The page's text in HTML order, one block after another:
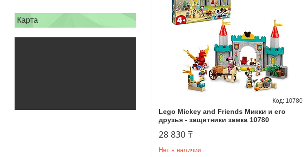
Карта
Lego Mickey and Friends Микки и его
друзья - защитники замка 10780
10780
28 830 ₸
Нет в наличии